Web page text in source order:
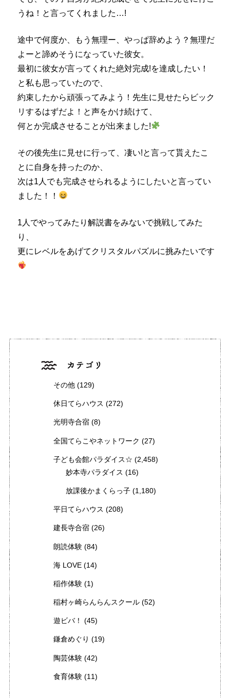
うね！と言ってくれました…!
途中で何度か、もう無理ー、やっぱ辞めよう？無理だ
よーと諦めそうになっていた彼女。
最初に彼女が言ってくれた絶対完成!を達成したい！
と私も思っていたので、
約束したから頑張ってみよう！先生に見せたらビック
リするはずだよ！と声をかけ続けて、
何とか完成させることが出来ました!
その後先生に見せに行って、凄い!と言って貰えたこ
とに自身を持ったのか、
次は1人でも完成させられるようにしたいと言ってい
ました！！
1人でやってみたり解説書をみないで挑戦してみた
り、
更にレベルをあげてクリスタルパズルに挑みたいです
その他(129)
休日てらハウス (272)
光明寺合宿(8)
全国てらこやネットワーク (27)
子ども会館パラダイス☆ (2,458)
妙本寺パラダイス (16)
放課後かまくらっ子(1,180)
平日てらハウス (208)
建長寺合宿(26)
朗読体験(84)
海 LOVE(14)
稲作体験(1)
稲村ヶ崎らんらんスクール(52)
遊ビバ！ (45)
鎌倉めぐり (19)
陶芸体験(42)
食育体験(11)